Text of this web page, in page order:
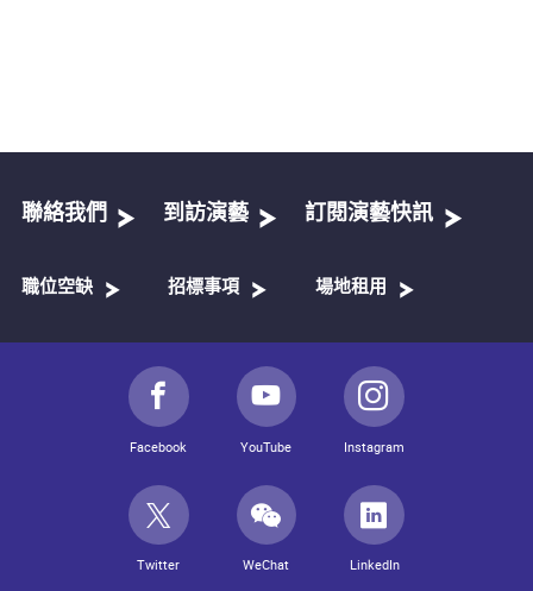
聯絡我們 到訪演藝 訂閱演藝快訊
職位空缺 招標事項 場地租用
Facebook YouTube Instagram
Twitter WeChat LinkedIn